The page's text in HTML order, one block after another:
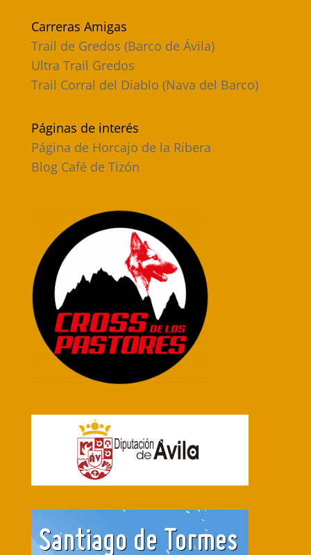
Carreras Amigas
Trail de Gredos (Barco de Ávila)
Ultra Trail Gredos
Trail Corral del Diablo (Nava del Barco)
Páginas de interés
Página de Horcajo de la Ribera
Blog Café de Tizón